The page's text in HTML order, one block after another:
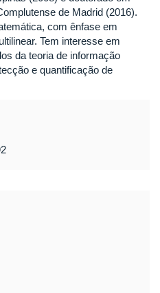
de Madrid (2016).
com ênfase em
Tem interesse em
da teoria de informação
e quantificação de